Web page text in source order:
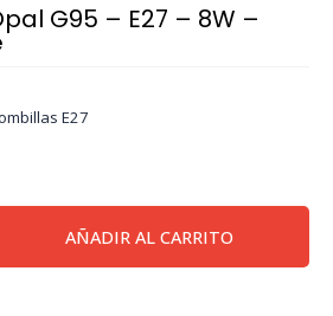
G95 – E27 – 8W –
E27
AÑADIR AL CARRITO